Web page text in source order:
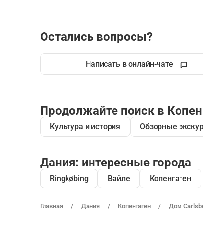
Главная Дания Копенгаген Дом
Остались вопросы?
Написать в онлайн-чате
Продолжайте поиск в
Культура и история Обзорные
Дания: интересные города
Ringkøbing Вайле Копенгаген